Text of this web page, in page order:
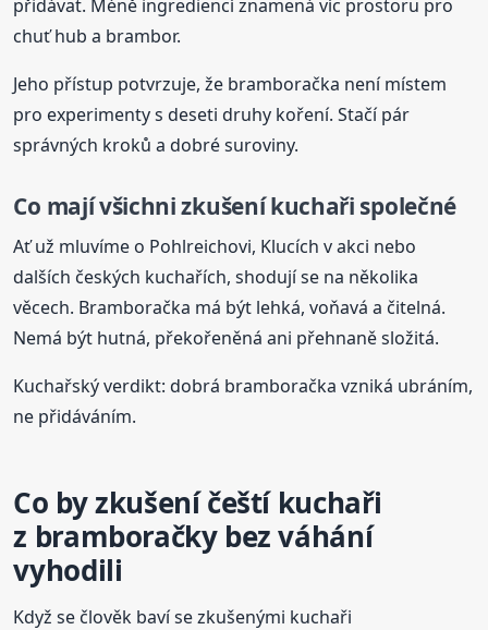
přidávat. Méně ingrediencí znamená víc prostoru pro
chuť hub a brambor.
Jeho přístup potvrzuje, že bramboračka není místem
pro experimenty s deseti druhy koření. Stačí pár
správných kroků a dobré suroviny.
Co mají všichni zkušení kuchaři společné
Ať už mluvíme o Pohlreichovi, Klucích v akci nebo
dalších českých kuchařích, shodují se na několika
věcech. Bramboračka má být lehká, voňavá a čitelná.
Nemá být hutná, překořeněná ani přehnaně složitá.
Kuchařský verdikt: dobrá bramboračka vzniká ubráním,
ne přidáváním.
Co by zkušení čeští kuchaři
z bramboračky bez váhání
vyhodili
Když se člověk baví se zkušenými kuchaři